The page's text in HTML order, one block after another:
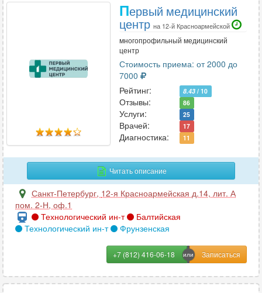
1
102
Психотерапия
Реабилитация
Реаниматология 29
Ревматология 44
Рентгенология 32
Репродуктология
Рефлексотерапия
Сексология
Первый медицинский
центр на 12-й Красноармейской
многопрофильный медицинский
центр
Стоимость приема: от 2000 до
7000
Рейтинг:
8.43 / 10
Отзывы: 86
Услуги: 25
Врачей: 17
Диагностика: 11
Читать описание
Санкт-Петербург, 12-я Красноармейская д.14, лит. А
пом. 2-Н, оф.1
Технологический ин-т
Балтийская
Технологический ин-т
Фрунзенская
+7 (812) 416-06-18